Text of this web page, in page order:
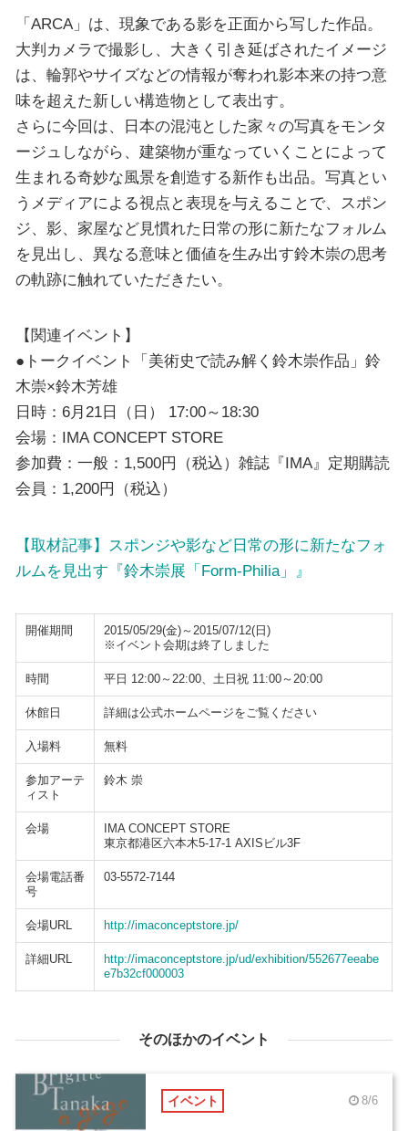
「ARCA」は、現象である影を正面から写した作品。
大判カメラで撮影し、大きく引き延ばされたイメージ
は、輪郭やサイズなどの情報が奪われ影本来の持つ意
味を超えた新しい構造物として表出す。
さらに今回は、日本の混沌とした家々の写真をモンタ
ージュしながら、建築物が重なっていくことによって
生まれる奇妙な風景を創造する新作も出品。写真とい
うメディアによる視点と表現を与えることで、スポン
ジ、影、家屋など見慣れた日常の形に新たなフォルム
を見出し、異なる意味と価値を生み出す鈴木崇の思考
の軌跡に触れていただきたい。
【関連イベント】
●トークイベント「美術史で読み解く鈴木崇作品」鈴
木崇×鈴木芳雄
日時：6月21日（日） 17:00～18:30
会場：IMA CONCEPT STORE
参加費：一般：1,500円（税込）雑誌『IMA』定期購読
会員：1,200円（税込）
【取材記事】スポンジや影など日常の形に新たなフォ
ルムを見出す『鈴木崇展「Form-Philia」』
開催期間
2015/05/29(金)～2015/07/12(日)
※イベント会期は終了しました
時間 平日 12:00～22:00、土日祝 11:00～20:00
休館日 詳細は公式ホームページをご覧ください
入場料 無料
参加アーテ
ィスト
鈴木 崇
会場
IMA CONCEPT STORE
東京都港区六本木5-17-1 AXISビル3F
会場電話番
号
03-5572-7144
会場URL http://imaconceptstore.jp/
詳細URL
http://imaconceptstore.jp/ud/exhibition/552677eeabe
e7b32cf000003
そのほかのイベント
イベント 8/6